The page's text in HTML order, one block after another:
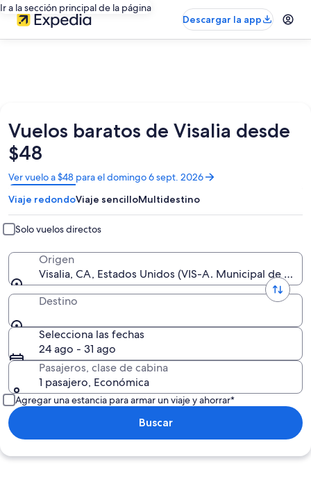
Ir a la sección principal de la página
Descargar la app
Vuelos baratos de Visalia desde
$48
Ver vuelo a $48 para el domingo 6 sept. 2026
Se
abrirá
en
una
nueva
ventana
Viaje redondoViaje sencilloMultidestino
Solo vuelos directos
Origen
Visalia, CA, Estados Unidos (VIS-A. Municipal de
Destino
Selecciona las fechas
24 ago - 31 ago
Pasajeros, clase de cabina
1 pasajero, Económica
Agregar una estancia para armar un viaje y ahorrar*
Buscar